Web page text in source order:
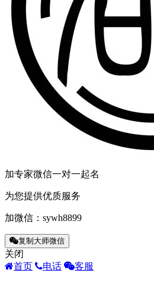
加专家微信一对一起名
为您提供优质服务
加微信： sywh8899
复制大师微信
关闭
首页
电话 客服